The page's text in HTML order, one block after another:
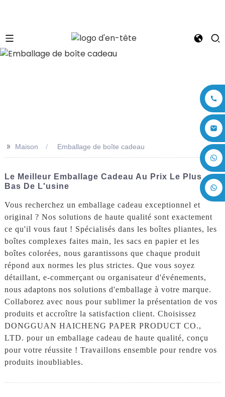
+86 17875305714
>> Maison Emballage de boîte cadeau
Le Meilleur Emballage Cadeau Au Prix Le Plus
Bas De L'usine
Vous recherchez un emballage cadeau exceptionnel et
original ? Nos solutions de haute qualité sont exactement
ce qu'il vous faut ! Spécialisés dans les boîtes pliantes, les
boîtes complexes faites main, les sacs en papier et les
boîtes colorées, nous garantissons que chaque produit
répond aux normes les plus strictes. Que vous soyez
détaillant, e-commerçant ou organisateur d'événements,
nous adaptons nos solutions d'emballage à votre marque.
Collaborez avec nous pour sublimer la présentation de vos
produits et accroître la satisfaction client. Choisissez
DONGGUAN HAICHENG PAPER PRODUCT CO.,
LTD. pour un emballage cadeau de haute qualité, conçu
pour votre réussite ! Travaillons ensemble pour rendre vos
produits inoubliables.